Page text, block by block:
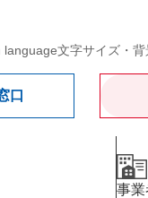
language文字サイズ・背
口
事